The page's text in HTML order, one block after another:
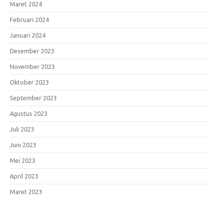
Maret 2024
Februari 2024
Januari 2024
Desember 2023
November 2023
Oktober 2023
September 2023
Agustus 2023
Juli 2023
Juni 2023
Mei 2023
April 2023
Maret 2023